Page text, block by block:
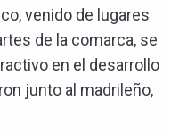
venido de lugares
de la comarca, se
en el desarrollo
junto al madrileño,